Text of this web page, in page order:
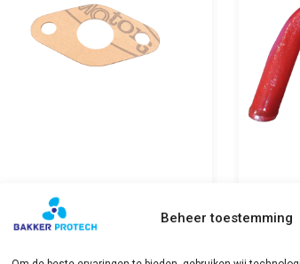
Beheer toestemming
FNM Pakking/Gasket